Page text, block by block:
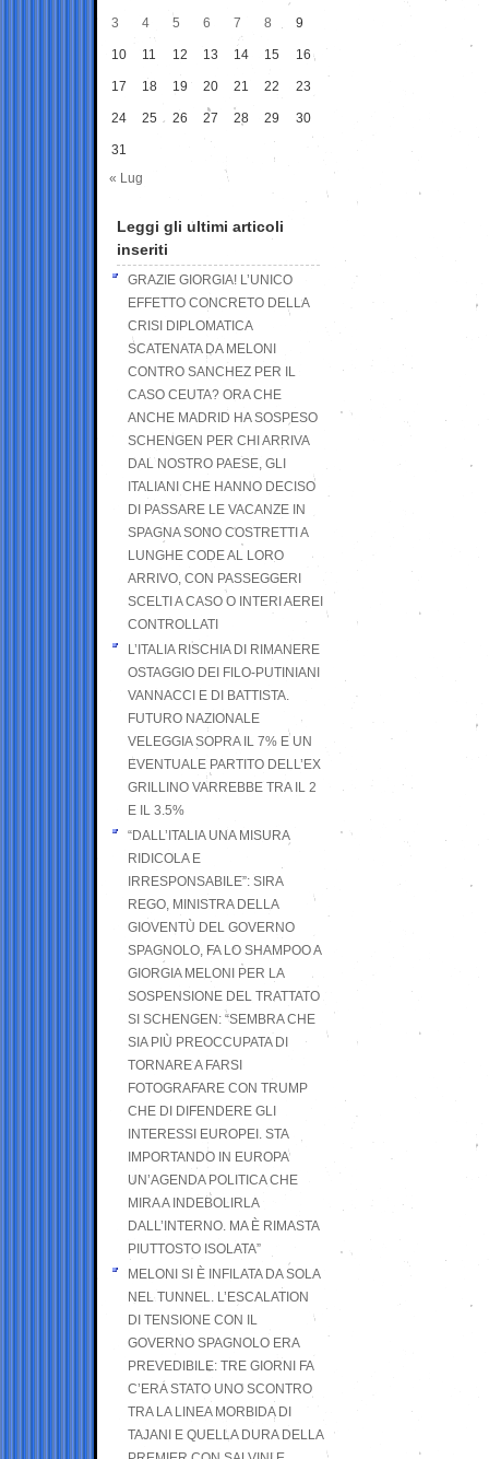
3 4 5 6 7 8 9
10 11 12 13 14 15 16
17 18 19 20 21 22 23
24 25 26 27 28 29 30
31
« Lug
Leggi gli ultimi articoli
inseriti
GRAZIE GIORGIA! L’UNICO
EFFETTO CONCRETO DELLA
CRISI DIPLOMATICA
SCATENATA DA MELONI
CONTRO SANCHEZ PER IL
CASO CEUTA? ORA CHE
ANCHE MADRID HA SOSPESO
SCHENGEN PER CHI ARRIVA
DAL NOSTRO PAESE, GLI
ITALIANI CHE HANNO DECISO
DI PASSARE LE VACANZE IN
SPAGNA SONO COSTRETTI A
LUNGHE CODE AL LORO
ARRIVO, CON PASSEGGERI
SCELTI A CASO O INTERI AEREI
CONTROLLATI
L’ITALIA RISCHIA DI RIMANERE
OSTAGGIO DEI FILO-PUTINIANI
VANNACCI E DI BATTISTA.
FUTURO NAZIONALE
VELEGGIA SOPRA IL 7% E UN
EVENTUALE PARTITO DELL’EX
GRILLINO VARREBBE TRA IL 2
E IL 3.5%
“DALL’ITALIA UNA MISURA
RIDICOLA E
IRRESPONSABILE”: SIRA
REGO, MINISTRA DELLA
GIOVENTÙ DEL GOVERNO
SPAGNOLO, FA LO SHAMPOO A
GIORGIA MELONI PER LA
SOSPENSIONE DEL TRATTATO
SI SCHENGEN: “SEMBRA CHE
SIA PIÙ PREOCCUPATA DI
TORNARE A FARSI
FOTOGRAFARE CON TRUMP
CHE DI DIFENDERE GLI
INTERESSI EUROPEI. STA
IMPORTANDO IN EUROPA
UN’AGENDA POLITICA CHE
MIRA A INDEBOLIRLA
DALL’INTERNO. MA È RIMASTA
PIUTTOSTO ISOLATA”
MELONI SI È INFILATA DA SOLA
NEL TUNNEL. L’ESCALATION
DI TENSIONE CON IL
GOVERNO SPAGNOLO ERA
PREVEDIBILE: TRE GIORNI FA
C’ERA STATO UNO SCONTRO
TRA LA LINEA MORBIDA DI
TAJANI E QUELLA DURA DELLA